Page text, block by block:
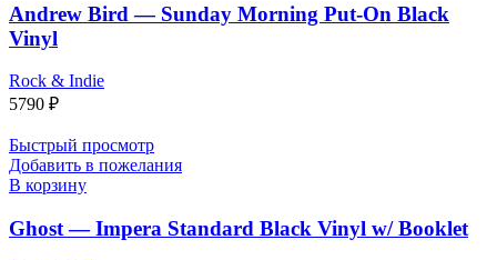
Andrew Bird — Sunday Morning Put-On Black
Vinyl
Rock & Indie
5790 ₽
Быстрый просмотр
Добавить в пожелания
В корзину
Ghost — Impera Standard Black Vinyl w/ Booklet